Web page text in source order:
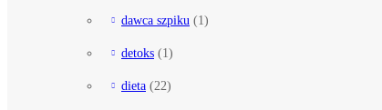
dawca szpiku (1)
detoks (1)
dieta (22)